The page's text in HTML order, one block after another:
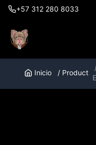
+57 312 280 8033
Inicio / Product